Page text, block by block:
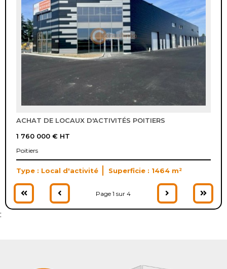
ACHAT DE LOCAUX D'ACTIVITÉS POITIERS
1 760 000 € HT
Poitiers
Type : Local d'activité Superficie : 1464 m²
Page 1 sur 4
: